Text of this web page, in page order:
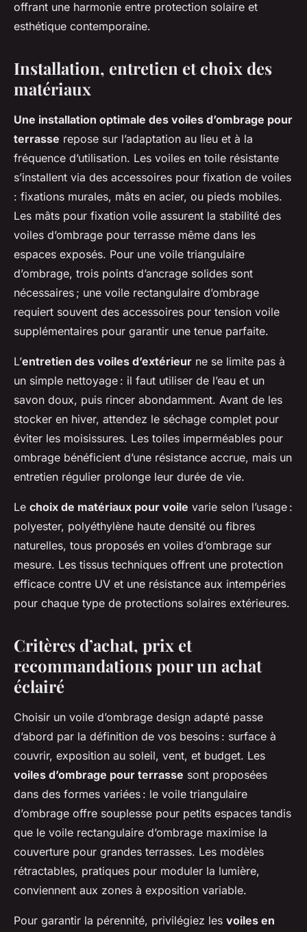
offrant une harmonie entre protection solaire et
esthétique contemporaine.
Installation, entretien et choix des
matériaux
Une installation optimale des voiles d’ombrage pour
terrasse repose sur l’adaptation au lieu et à la
fréquence d’utilisation. Les voiles en toile résistante
s’installent via des accessoires pour fixation de voiles
: fixations murales, mâts en acier, ou pieds mobiles.
Les mâts pour fixation voile assurent la stabilité des
voiles d’ombrage pour terrasse même dans les
espaces exposés. Pour une voile triangulaire
d’ombrage, trois points d’ancrage solides sont
nécessaires ; une voile rectangulaire d’ombrage
requiert souvent des accessoires pour tension voile
supplémentaires pour garantir une tenue parfaite.
L’entretien des voiles d’extérieur ne se limite pas à
un simple nettoyage : il faut utiliser de l’eau et un
savon doux, puis rincer abondamment. Avant de les
stocker en hiver, attendez le séchage complet pour
éviter les moisissures. Les toiles imperméables pour
ombrage bénéficient d’une résistance accrue, mais un
entretien régulier prolonge leur durée de vie.
Le choix de matériaux pour voile varie selon l’usage :
polyester, polyéthylène haute densité ou fibres
naturelles, tous proposés en voiles d’ombrage sur
mesure. Les tissus techniques offrent une protection
efficace contre UV et une résistance aux intempéries
pour chaque type de protections solaires extérieures.
Critères d’achat, prix et
recommandations pour un achat
éclairé
Choisir un voile d’ombrage design adapté passe
d’abord par la définition de vos besoins : surface à
couvrir, exposition au soleil, vent, et budget. Les
voiles d’ombrage pour terrasse sont proposées
dans des formes variées : le voile triangulaire
d’ombrage offre souplesse pour petits espaces tandis
que le voile rectangulaire d’ombrage maximise la
couverture pour grandes terrasses. Les modèles
rétractables, pratiques pour moduler la lumière,
conviennent aux zones à exposition variable.
Pour garantir la pérennité, privilégiez les voiles en